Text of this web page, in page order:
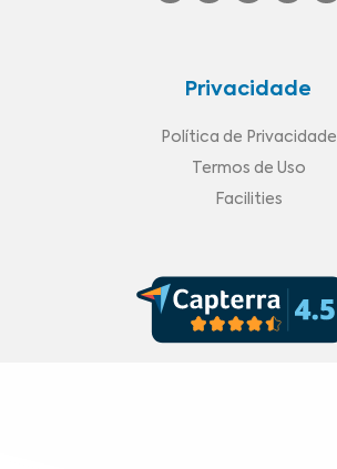
Privacidade
Política de Privacidade
Termos de Uso
Facilities